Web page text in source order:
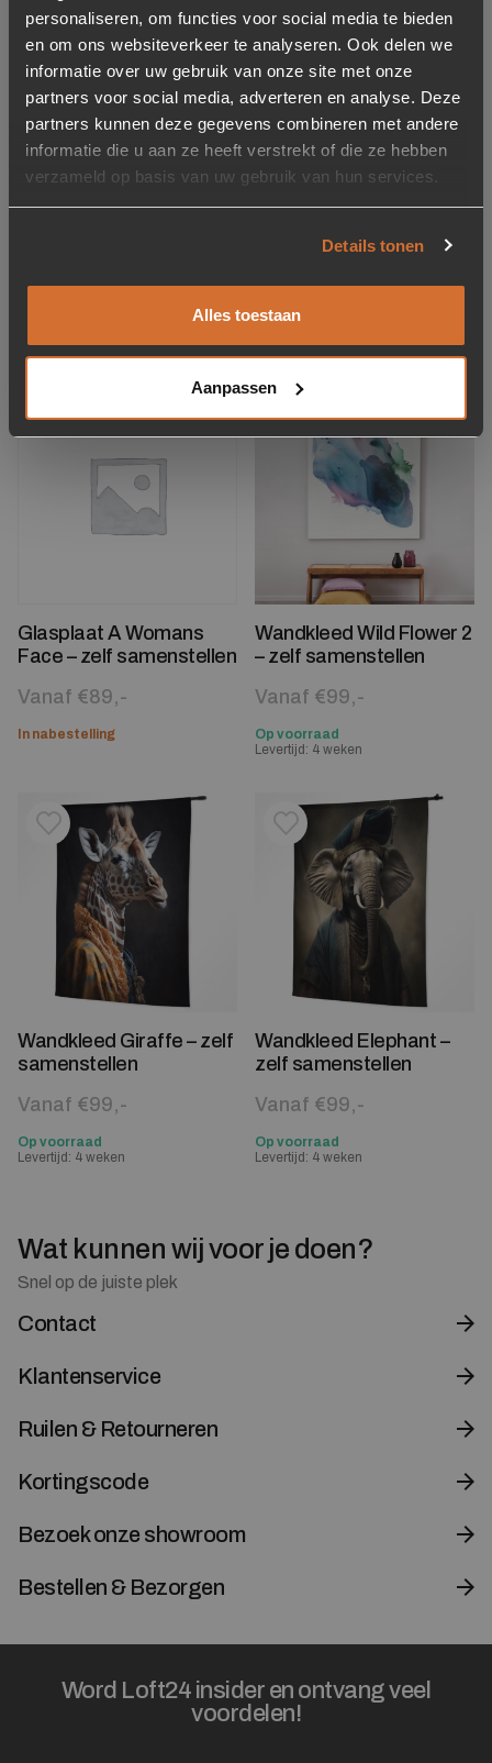
personaliseren, om functies voor social media te bieden
en om ons websiteverkeer te analyseren. Ook delen we
informatie over uw gebruik van onze site met onze
partners voor social media, adverteren en analyse. Deze
partners kunnen deze gegevens combineren met andere
informatie die u aan ze heeft verstrekt of die ze hebben
verzameld op basis van uw gebruik van hun services.
Details tonen
Alles toestaan
Aanpassen
Royal Textile Protector
Spray
Gerelateerde producten
Toevoegen aan verlanglijstje
Verwijderen van verlanglijst
Glasplaat A Womans
Face – zelf samenstellen
Vanaf €89,-
In nabestelling
Toevoegen aan
Verwijderen van verlanglijst
Wandkleed Wild Flower 2
– zelf samenstellen
Vanaf €99,-
Op voorraad
Levertijd: 4 weken
Toevoegen aan verlanglijstje
Verwijderen van verlanglijst
Wandkleed Giraffe – zelf
samenstellen
Vanaf €99,-
Op voorraad
Levertijd: 4 weken
Toevoegen aan
Verwijderen van verlanglijst
Wandkleed Elephant –
zelf samenstellen
Vanaf €99,-
Op voorraad
Levertijd: 4 weken
Wat kunnen wij voor je doen?
Snel op de juiste plek
Contact
Klantenservice
Ruilen & Retourneren
Kortingscode
Bezoek onze showroom
Bestellen & Bezorgen
Word Loft24 insider en ontvang veel
voordelen!